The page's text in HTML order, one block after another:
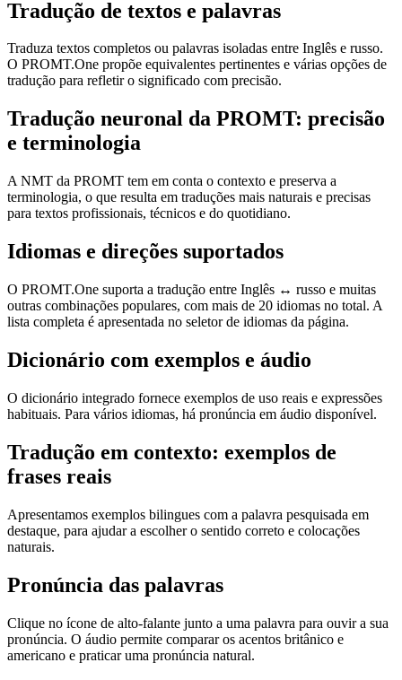
Tradução de textos e palavras
Traduza textos completos ou palavras isoladas entre Inglês e russo.
O PROMT.One propõe equivalentes pertinentes e várias opções de
tradução para refletir o significado com precisão.
Tradução neuronal da PROMT: precisão
e terminologia
A NMT da PROMT tem em conta o contexto e preserva a
terminologia, o que resulta em traduções mais naturais e precisas
para textos profissionais, técnicos e do quotidiano.
Idiomas e direções suportados
O PROMT.One suporta a tradução entre Inglês ↔ russo e muitas
outras combinações populares, com mais de 20 idiomas no total. A
lista completa é apresentada no seletor de idiomas da página.
Dicionário com exemplos e áudio
O dicionário integrado fornece exemplos de uso reais e expressões
habituais. Para vários idiomas, há pronúncia em áudio disponível.
Tradução em contexto: exemplos de
frases reais
Apresentamos exemplos bilingues com a palavra pesquisada em
destaque, para ajudar a escolher o sentido correto e colocações
naturais.
Pronúncia das palavras
Clique no ícone de alto-falante junto a uma palavra para ouvir a sua
pronúncia. O áudio permite comparar os acentos britânico e
americano e praticar uma pronúncia natural.